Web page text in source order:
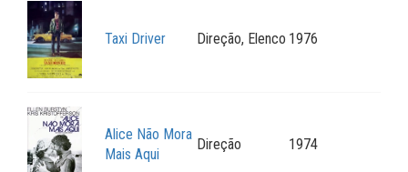
Taxi Driver Direção, Elenco 1976
Alice Não Mora
Mais Aqui
Direção 1974